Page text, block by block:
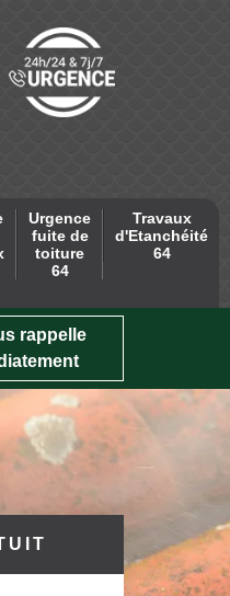
Urgence
fuite de
toiture
64
Travaux
d'Etanchéité
64
rappelle